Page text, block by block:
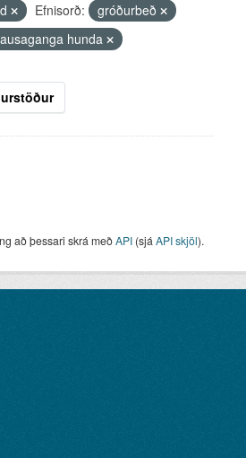
Efnisorð:
gróðurbeð
hunda
að þessari skrá meðAPI (sjá API skjöl).